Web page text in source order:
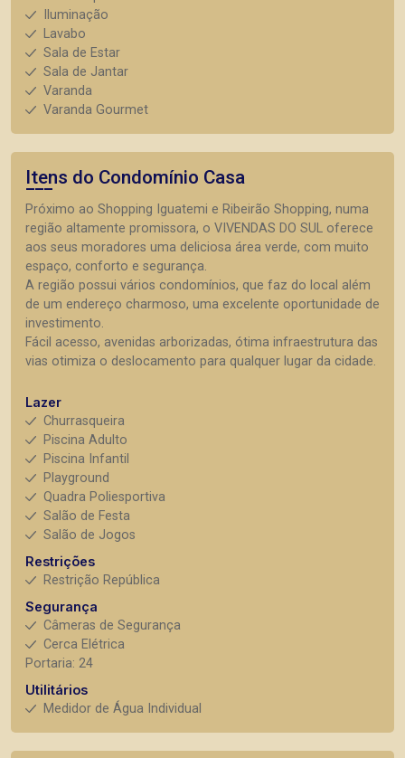
Iluminação
Lavabo
Sala de Estar
Sala de Jantar
Varanda
Varanda Gourmet
Itens do Condomínio Casa
Próximo ao Shopping Iguatemi e Ribeirão Shopping, numa
região altamente promissora, o VIVENDAS DO SUL oferece
aos seus moradores uma deliciosa área verde, com muito
espaço, conforto e segurança.
A região possui vários condomínios, que faz do local além
de um endereço charmoso, uma excelente oportunidade de
investimento.
Fácil acesso, avenidas arborizadas, ótima infraestrutura das
vias otimiza o deslocamento para qualquer lugar da cidade.
Lazer
Churrasqueira
Piscina Adulto
Piscina Infantil
Playground
Quadra Poliesportiva
Salão de Festa
Salão de Jogos
Restrições
Restrição República
Segurança
Câmeras de Segurança
Cerca Elétrica
Portaria: 24
Utilitários
Medidor de Água Individual